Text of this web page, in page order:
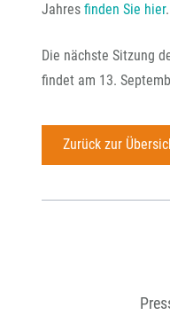
Jahres finden Sie hier.
Die nächste Sitzung
findet am 13.
Zurück zur